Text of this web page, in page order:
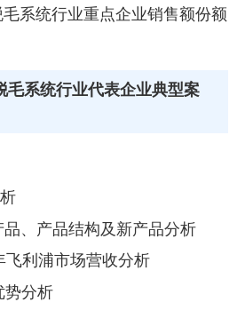
系统行业重点企业销售额份额
毛系统行业代表企业典型案
品、产品结构及新产品分析
利浦市场营收分析
势分析